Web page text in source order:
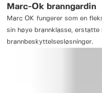
Marc-Ok branngardin
Marc OK fungerer som en
sin høye brannklasse,
brannbeskyttelsesløsninger.